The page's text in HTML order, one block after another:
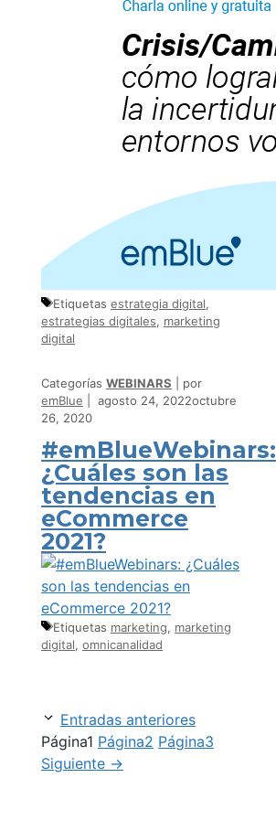
Etiquetas estrategia digital,
estrategias digitales, marketing
digital
Categorías WEBINARS
por
emBlue
agosto 24, 2022octubre
26, 2020
#emBlueWebinars:
¿Cuáles son las
tendencias en
eCommerce
2021?
Etiquetas marketing, marketing
digital, omnicanalidad
Entradas anteriores
Página1 Página2 Página3
Siguiente →